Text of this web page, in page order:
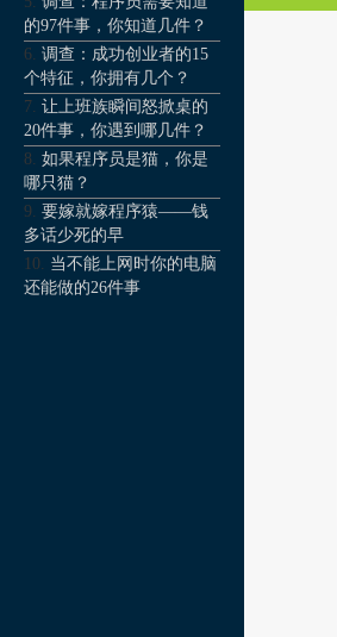
的97件事，你知道几件？
调查：成功创业者的15
个特征，你拥有几个？
让上班族瞬间怒掀桌的
20件事，你遇到哪几件？
如果程序员是猫，你是
哪只猫？
要嫁就嫁程序猿——钱
多话少死的早
当不能上网时你的电脑
还能做的26件事